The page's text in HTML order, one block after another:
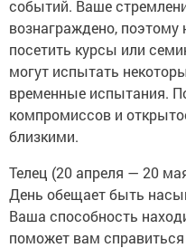
событий. Ваше
вознаграждено, поэтому
посетить курсы или
могут испытать
временные испытания.
компромиссов и
близкими.
Телец (20 апреля — 20
День обещает быть
Ваша способность
поможет вам